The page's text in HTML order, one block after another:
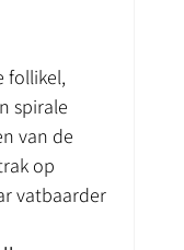
follikel,
spirale
van de
op
vatbaarder